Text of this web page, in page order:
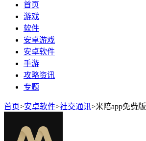
首页
游戏
软件
安卓游戏
安卓软件
手游
攻略资讯
专题
首页>安卓软件>社交通讯>米陪app免费版